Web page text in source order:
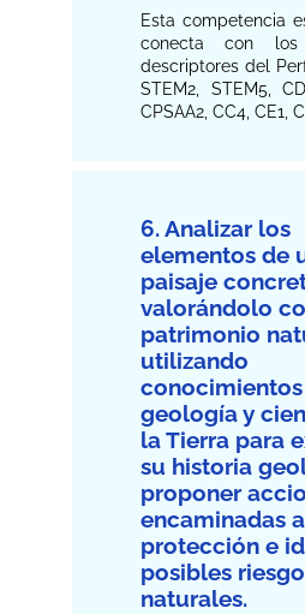
Esta competencia
conecta con los
descriptores del
STEM2, STEM5,
CPSAA2, CC4, CE1,
6. Analizar los
elementos de
paisaje
valorándolo
patrimonio
utilizando
geología y
la Tierra para
su historia
proponer
encaminadas
protección e
posibles
naturales.